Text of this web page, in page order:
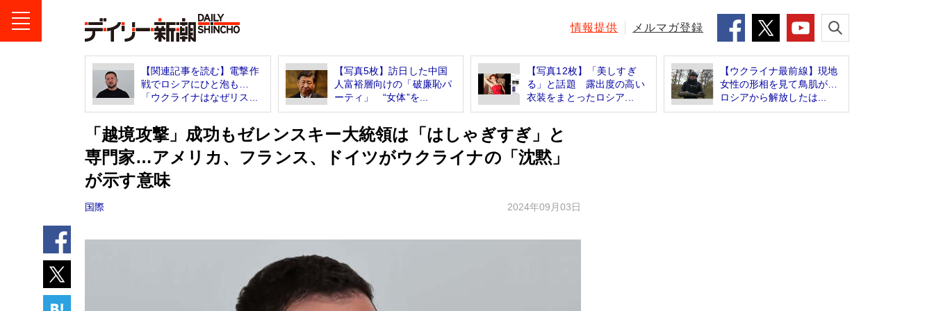
情報提供 メルマガ登録
【関連記事を読む】電撃作
戦でロシアにひと泡も…
「ウクライナはなぜリス...
【写真5枚】訪日した中国
人富裕層向けの「破廉恥パ
ーティ」 “女体”を...
【写真12枚】「美しすぎ
る」と話題 露出度の高い
衣装をまとったロシア...
【ウクライナ最前線】現地
女性の形相を見て鳥肌が…
ロシアから解放したは...
「越境攻撃」成功もゼレンスキー大統領は「はしゃぎすぎ」と
専門家…アメリカ、フランス、ドイツがウクライナの「沈黙」
が示す意味
国際 2024年09月03日